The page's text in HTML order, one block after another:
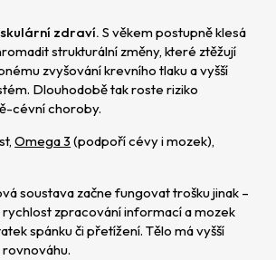
zdraví. S věkem postupně klesá
strukturální změny, které ztěžují
zvyšování krevního tlaku a vyšší
Dlouhodobě tak roste riziko
cévní choroby.
Omega 3 (podpoří cévy i mozek),
soustava začne fungovat trošku jinak –
zpracování informací a mozek
spánku či přetížení. Tělo má vyšší